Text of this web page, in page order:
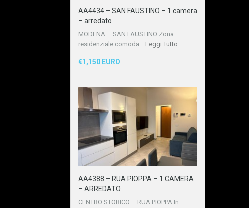
AA4434 – SAN FAUSTINO – 1 camera
– arredato
MODENA – SAN FAUSTINO Zona
residenziale comoda… Leggi Tutto
€1,150 EURO
AA4388 – RUA PIOPPA – 1 CAMERA
– ARREDATO
CENTRO STORICO – RUA PIOPPA In